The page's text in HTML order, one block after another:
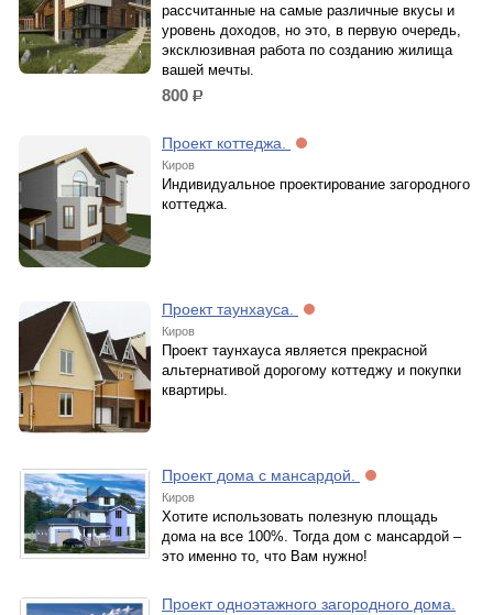
рассчитанные на самые различные вкусы и
уровень доходов, но это, в первую очередь,
эксклюзивная работа по созданию жилища
вашей мечты.
800 р.
Проект коттеджа.
Киров
Индивидуальное проектирование загородного
коттеджа.
Проект таунхауса.
Киров
Проект таунхауса является прекрасной
альтернативой дорогому коттеджу и покупки
квартиры.
Проект дома с мансардой.
Киров
Хотите использовать полезную площадь
дома на все 100%. Тогда дом с мансардой –
это именно то, что Вам нужно!
Проект одноэтажного загородного дома.